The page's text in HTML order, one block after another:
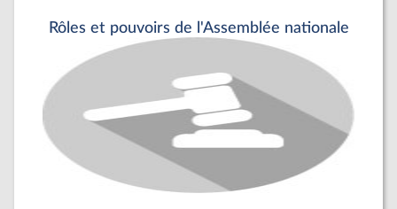
Rôles et pouvoirs de l'Assemblée nationale